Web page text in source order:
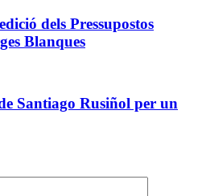
dels Pressupostos
Blanques
Santiago Rusiñol per un